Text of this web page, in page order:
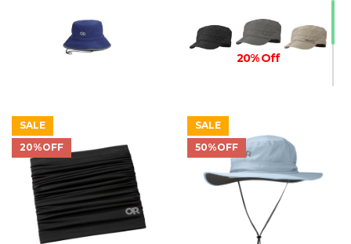
20% Off
SALE
20%OFF
SALE
50%OFF